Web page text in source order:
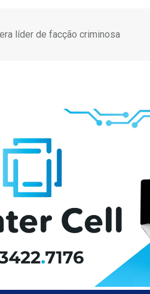
líder de facção criminosa